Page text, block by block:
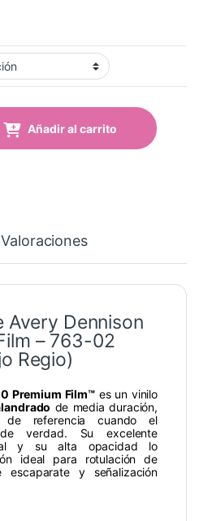
02 Regal Red) quantity
Añadir al carrito
Valoraciones
Avery Dennison
– 763-02
Regio)
Premium Film™es un vinilo
de media duración,
referencia cuando el
verdad. Su excelente
y su alta opacidad lo
ideal para rotulación de
escaparate y señalización